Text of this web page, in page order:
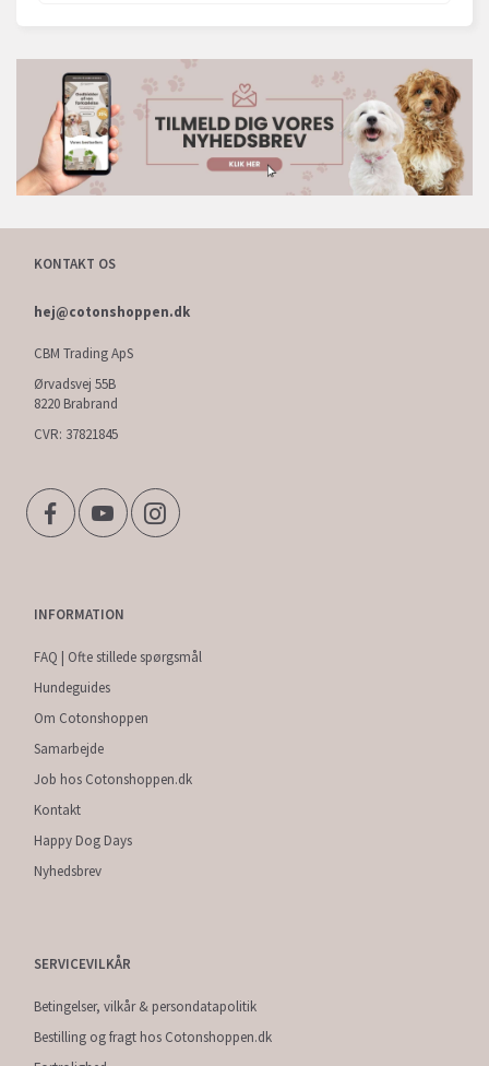
KONTAKT OS
hej@cotonshoppen.dk
CBM Trading ApS
Ørvadsvej 55B
8220 Brabrand
CVR: 37821845
INFORMATION
FAQ | Ofte stillede spørgsmål
Hundeguides
Om Cotonshoppen
Samarbejde
Job hos Cotonshoppen.dk
Kontakt
Happy Dog Days
Nyhedsbrev
SERVICEVILKÅR
Betingelser, vilkår & persondatapolitik
Bestilling og fragt hos Cotonshoppen.dk